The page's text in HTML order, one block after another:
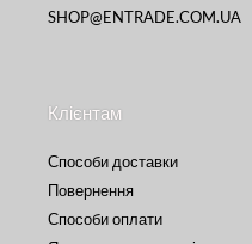
SHOP@ENTRADE.COM.UA
Клієнтам
Способи доставки
Повернення
Способи оплати